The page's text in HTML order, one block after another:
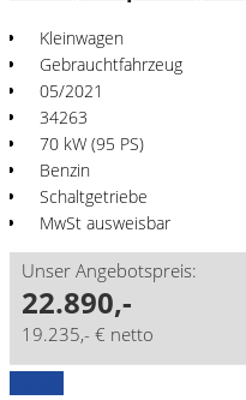
Kleinwagen
Gebrauchtfahrzeug
05/2021
34263
70 kW (95 PS)
Benzin
Schaltgetriebe
MwSt ausweisbar
Unser Angebotspreis:
22.890,-
19.235,- € netto